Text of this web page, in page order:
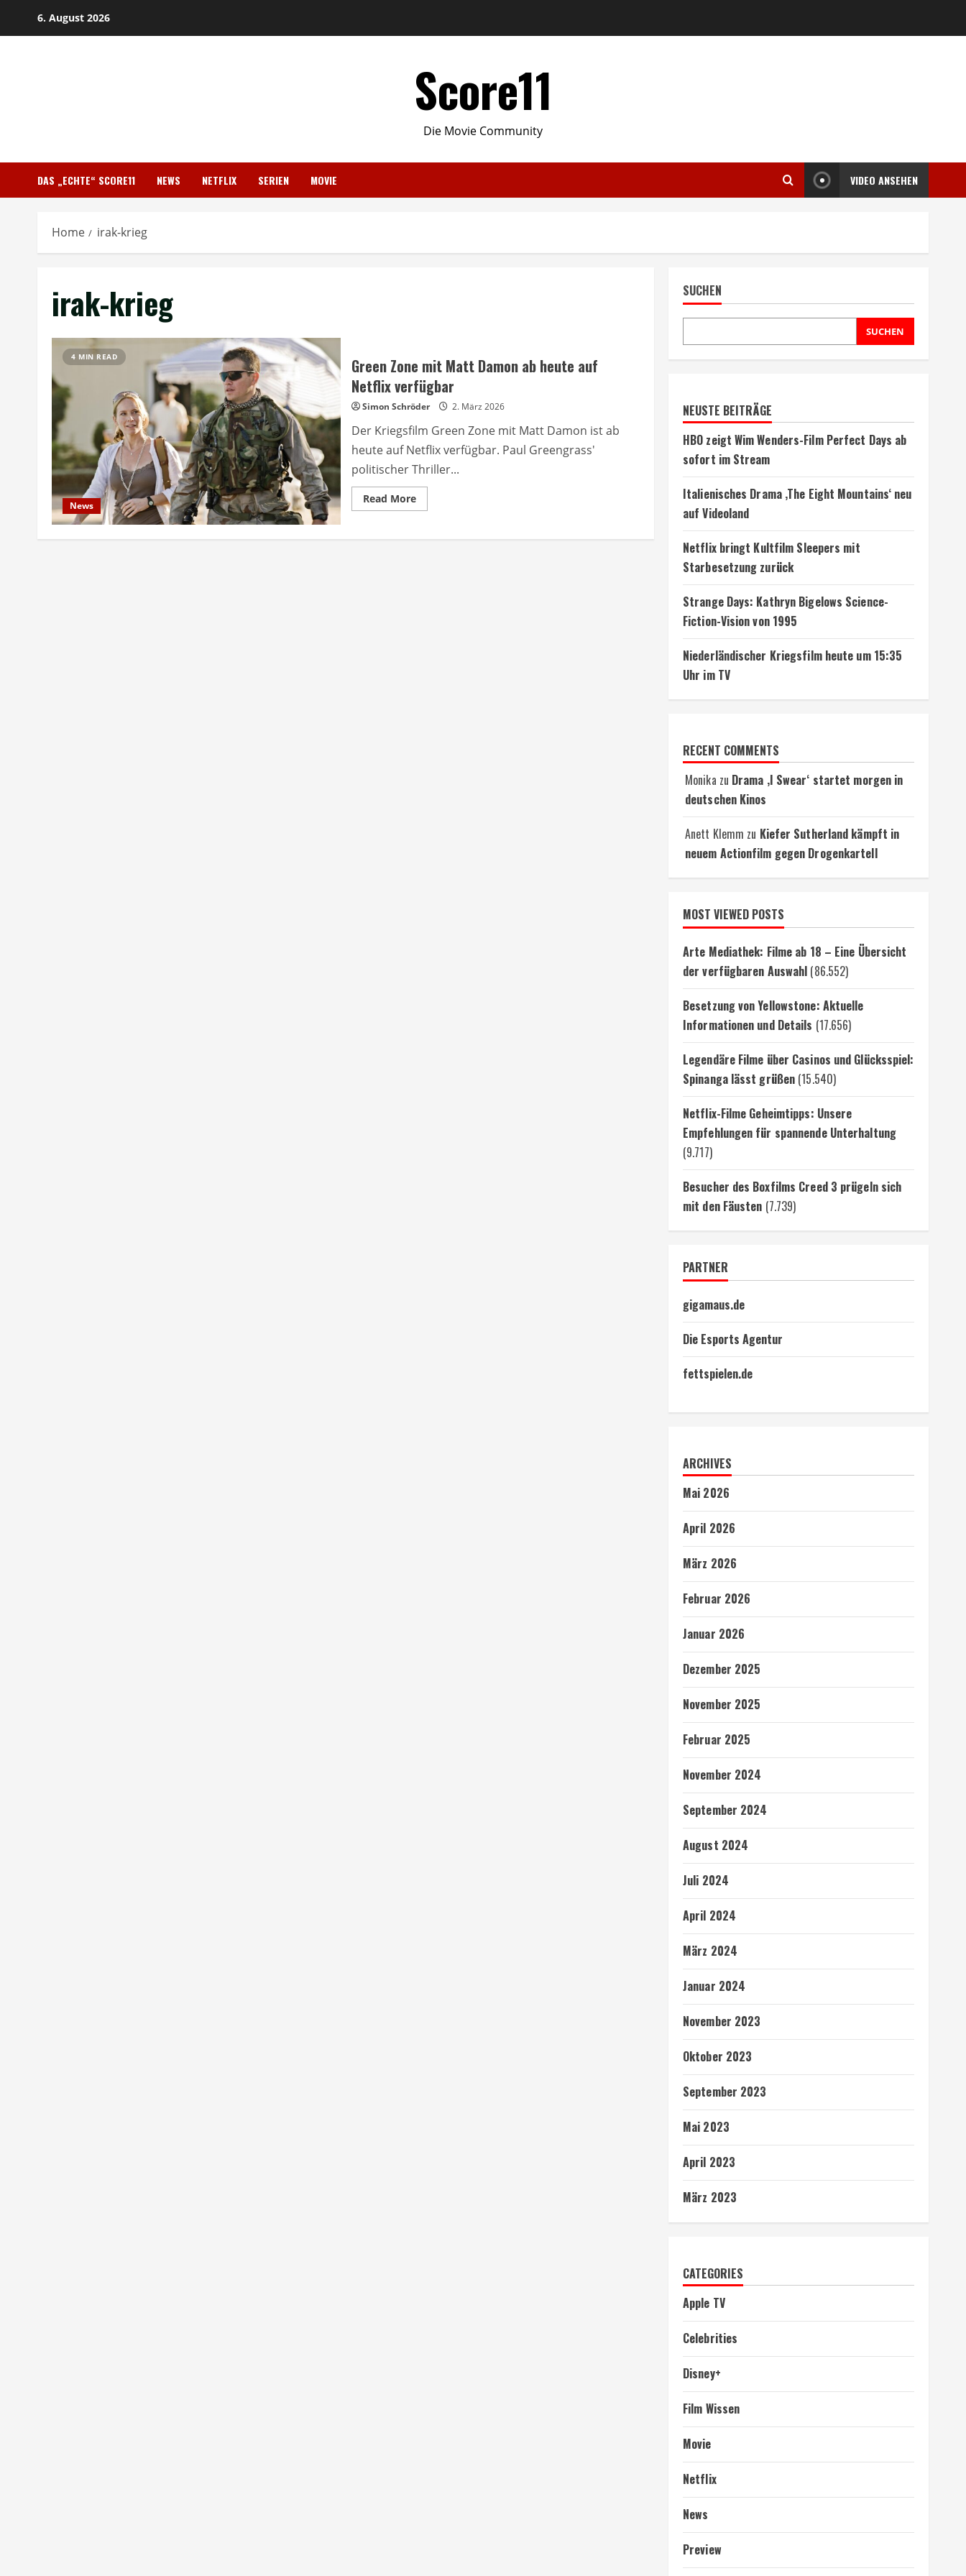
6. August 2026
Score11
Die Movie Community
DAS „ECHTE“ SCORE11 NEWS NETFLIX SERIEN MOVIE VIDEO ANSEHEN
Home irak-krieg
irak-krieg
4 MIN READ
News
Green Zone mit Matt Damon ab heute auf
Netflix verfügbar
Simon Schröder 2. März 2026
Der Kriegsfilm Green Zone mit Matt Damon ist ab
heute auf Netflix verfügbar. Paul Greengrass'
politischer Thriller...
Read MoreRead
more
Zone
SUCHEN
SUCHEN
NEUSTE BEITRÄGE
HBO zeigt Wim Wenders-Film Perfect Days ab
sofort im Stream
Italienisches Drama ‚The Eight Mountains‘ neu
auf Videoland
Netflix bringt Kultfilm Sleepers mit
Starbesetzung zurück
Strange Days: Kathryn Bigelows Science-
Fiction-Vision von 1995
Niederländischer Kriegsfilm heute um 15:35
Uhr im TV
RECENT COMMENTS
Monika zu Drama ‚I Swear‘ startet morgen in
deutschen Kinos
Anett Klemm zu Kiefer Sutherland kämpft in
neuem Actionfilm gegen Drogenkartell
MOST VIEWED POSTS
Arte Mediathek: Filme ab 18 – Eine Übersicht
der verfügbaren Auswahl (86.552)
Besetzung von Yellowstone: Aktuelle
Informationen und Details (17.656)
Legendäre Filme über Casinos und Glücksspiel:
Spinanga lässt grüßen (15.540)
Netflix-Filme Geheimtipps: Unsere
Empfehlungen für spannende Unterhaltung
(9.717)
Besucher des Boxfilms Creed 3 prügeln sich
mit den Fäusten (7.739)
PARTNER
gigamaus.de
Die Esports Agentur
fettspielen.de
ARCHIVES
Mai 2026
April 2026
März 2026
Februar 2026
Januar 2026
Dezember 2025
November 2025
Februar 2025
November 2024
September 2024
August 2024
Juli 2024
April 2024
März 2024
Januar 2024
November 2023
Oktober 2023
September 2023
Mai 2023
April 2023
März 2023
CATEGORIES
Apple TV
Celebrities
Disney+
Film Wissen
Movie
Netflix
News
Preview